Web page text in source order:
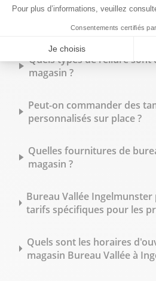
Peut-on faire imprimer des
Vallée Ingelmunster ?
Quels types de reliure sont
magasin ?
Peut-on commander des
personnalisés sur place ?
Quelles fournitures de
magasin ?
Bureau Vallée
tarifs spécifiques pour les
Quels sont les horaires
magasin Bureau Vallée à